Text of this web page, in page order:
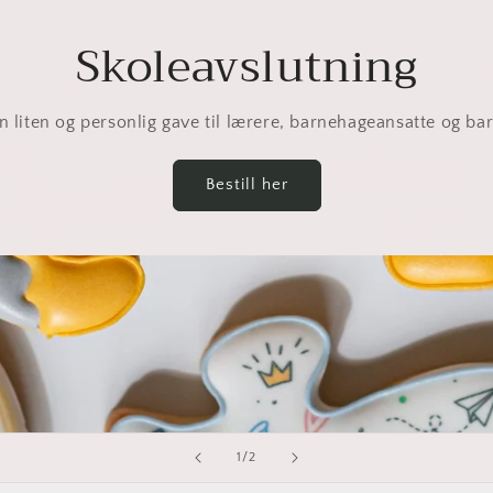
Skoleavslutning
liten og personlig gave til lærere, barnehageansatte og
Bestill her
1/av
2